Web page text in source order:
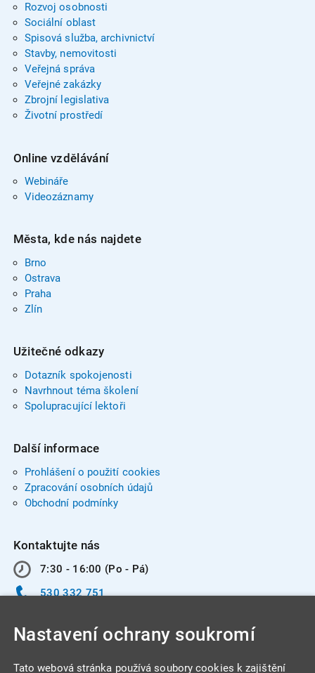
Rozvoj osobnosti
Sociální oblast
Spisová služba, archivnictví
Stavby, nemovitosti
Veřejná správa
Veřejné zakázky
Zbrojní legislativa
Životní prostředí
Online vzdělávání
Webináře
Videozáznamy
Města, kde nás najdete
Brno
Ostrava
Praha
Zlín
Užitečné odkazy
Dotazník spokojenosti
Navrhnout téma školení
Spolupracující lektoři
Další informace
Prohlášení o použití cookies
Zpracování osobních údajů
Obchodní podmínky
Kontaktujte nás
7:30 - 16:00 (Po - Pá)
530 332 751
Nastavení ochrany soukromí
Tato webová stránka používá soubory cookies k zajištění